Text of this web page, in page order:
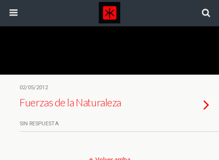
02/05/2012
Fuerzas de la Naturaleza
SIN RESPUESTA